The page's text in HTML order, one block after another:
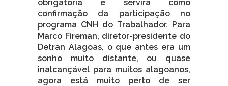
obrigatória e servirá como
confirmação da participação no
programa CNH do Trabalhador. Para
Marco Fireman, diretor-presidente do
Detran Alagoas, o que antes era um
sonho muito distante, ou quase
inalcançável para muitos alagoanos,
agora está muito perto de ser